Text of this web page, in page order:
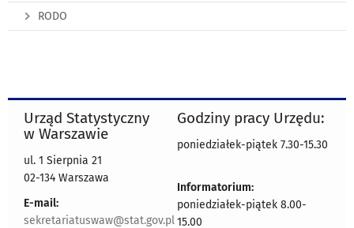
RODO
Urząd Statystyczny
w Warszawie
ul. 1 Sierpnia 21
02-134 Warszawa
E-mail:
sekretariatuswaw@stat.gov.pl
Godziny pracy Urzędu:
poniedziałek-piątek 7.30-15.30
Informatorium:
poniedziałek-piątek 8.00-
15.00